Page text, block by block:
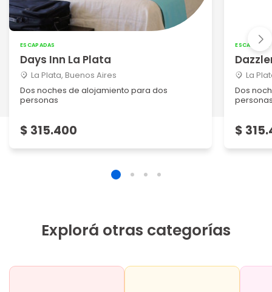
ESCAPADAS
Days Inn La Plata
La Plata, Buenos Aires
Dos noches de alojamiento para dos
personas
$ 315.400
ESCAPADAS
La
Dos
$
Explorá otras categorías